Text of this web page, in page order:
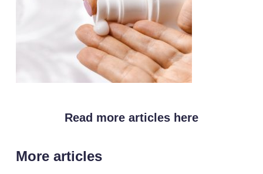
Read more articles here
More articles